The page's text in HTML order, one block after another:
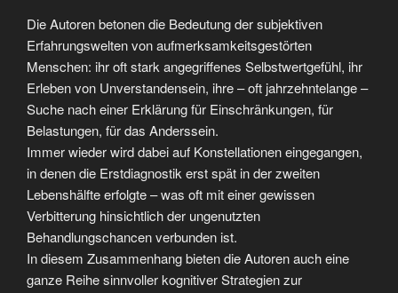
Die Autoren betonen die Bedeutung der subjektiven
Erfahrungswelten von aufmerksamkeitsgestörten
Menschen: ihr oft stark angegriffenes Selbstwertgefühl, ihr
Erleben von Unverstandensein, ihre – oft jahrzehntelange –
Suche nach einer Erklärung für Einschränkungen, für
Belastungen, für das Anderssein.
Immer wieder wird dabei auf Konstellationen eingegangen,
in denen die Erstdiagnostik erst spät in der zweiten
Lebenshälfte erfolgte – was oft mit einer gewissen
Verbitterung hinsichtlich der ungenutzten
Behandlungschancen verbunden ist.
In diesem Zusammenhang bieten die Autoren auch eine
ganze Reihe sinnvoller kognitiver Strategien zur